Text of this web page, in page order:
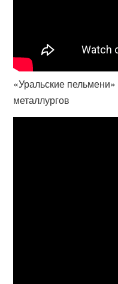
«Уральские
металлургов